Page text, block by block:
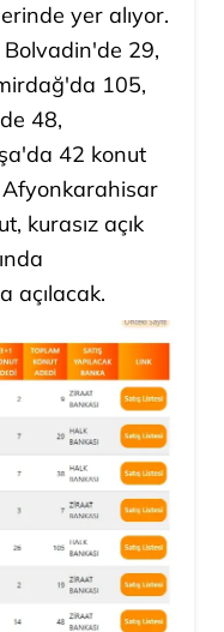
yer alıyor.
29,
105,
48,
42 konut
Afyonkarahisar
kurasız açık
açılacak.